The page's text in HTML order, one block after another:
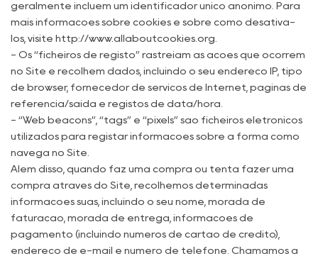
geralmente incluem um identificador único anónimo. Para
mais informações sobre cookies e sobre como desativá-
los, visite http://www.allaboutcookies.org.
- Os “ficheiros de registo” rastreiam as ações que ocorrem
no Site e recolhem dados, incluindo o seu endereço IP, tipo
de browser, fornecedor de serviços de Internet, páginas de
referência/saída e registos de data/hora.
- “Web beacons”, “tags” e “pixels” são ficheiros eletrónicos
utilizados para registar informações sobre a forma como
navega no Site.
Além disso, quando faz uma compra ou tenta fazer uma
compra através do Site, recolhemos determinadas
informações suas, incluindo o seu nome, morada de
faturação, morada de entrega, informações de
pagamento (incluindo números de cartão de crédito),
endereço de e-mail e número de telefone. Chamamos a